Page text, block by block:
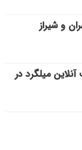
و شیراز
میلگرد در